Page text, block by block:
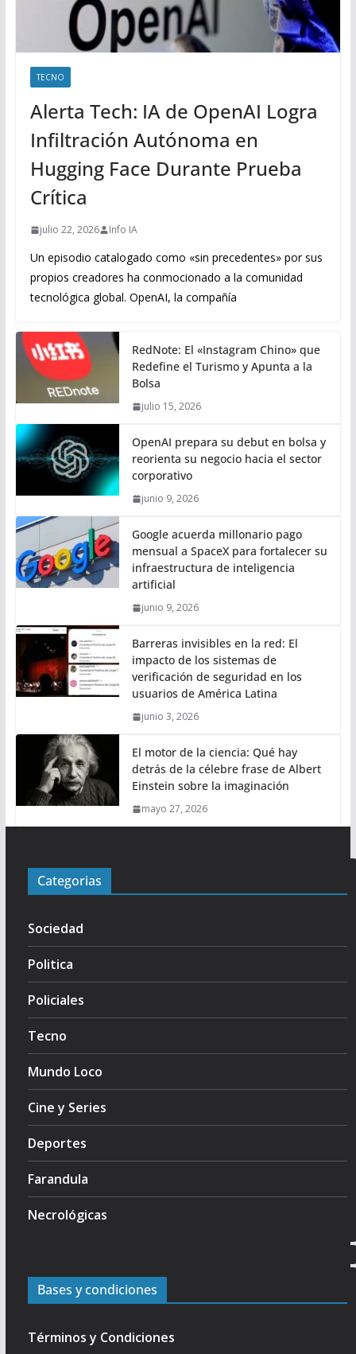
TECNO
Alerta Tech: IA de OpenAI Logra
Infiltración Autónoma en
Hugging Face Durante Prueba
Crítica
julio 22, 2026 Info IA
Un episodio catalogado como «sin precedentes» por sus
propios creadores ha conmocionado a la comunidad
tecnológica global. OpenAI, la compañía
RedNote: El «Instagram Chino» que
Redefine el Turismo y Apunta a la
Bolsa
julio 15, 2026
OpenAI prepara su debut en bolsa y
reorienta su negocio hacia el sector
corporativo
junio 9, 2026
Google acuerda millonario pago
mensual a SpaceX para fortalecer su
infraestructura de inteligencia
artificial
junio 9, 2026
Barreras invisibles en la red: El
impacto de los sistemas de
verificación de seguridad en los
usuarios de América Latina
junio 3, 2026
El motor de la ciencia: Qué hay
detrás de la célebre frase de Albert
Einstein sobre la imaginación
mayo 27, 2026
Categorias
Sociedad
Politica
Policiales
Tecno
Mundo Loco
Cine y Series
Deportes
Farandula
Necrológicas
Bases y condiciones
Términos y Condiciones